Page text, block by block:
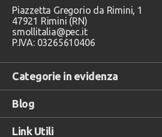
Categorie in evidenza
Blog
Link Utili
Piazzetta Gregorio da Rimini, 1
47921 Rimini (RN)
smollitalia@pec.it
P.IVA: 03265610406